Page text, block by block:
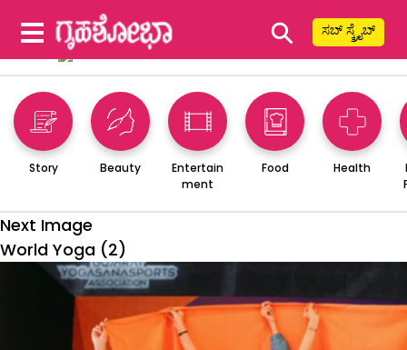
⚲ ಸಬ್ ಸ್ಕ್ರೈಬ್
Story Beauty
Entertain
ment
Food Health
Next Image
World Yoga (2)